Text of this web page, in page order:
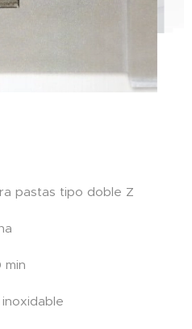
pastas tipo doble Z
min